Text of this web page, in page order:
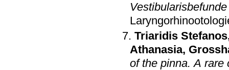
Triaridis Stefanos
Athanasia,
of the pinna. A rare